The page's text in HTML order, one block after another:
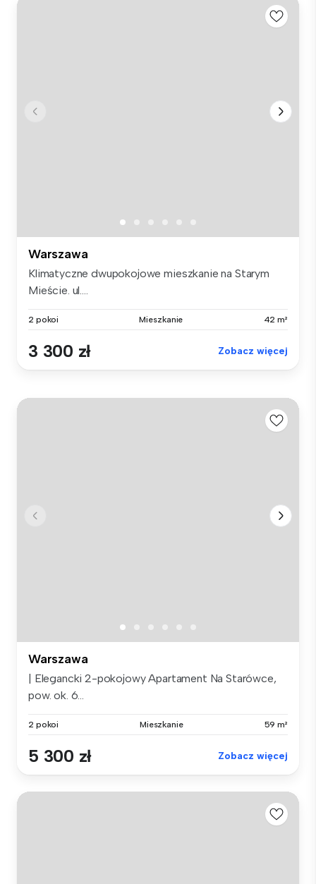
Warszawa
Klimatyczne dwupokojowe mieszkanie na Starym
Mieście. ul....
2 pokoi Mieszkanie 42 m²
3 300 zł Zobacz więcej
Warszawa
| Elegancki 2-pokojowy Apartament Na Starówce,
pow. ok. 6...
2 pokoi Mieszkanie 59 m²
5 300 zł Zobacz więcej